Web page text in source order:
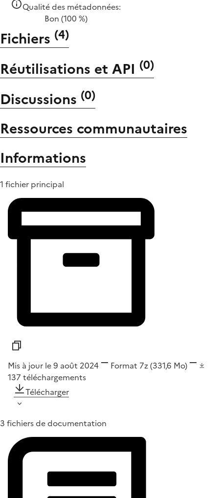
Qualité des métadonnées:
Bon (100 %)
Fichiers (4)
Réutilisations et API (0)
Discussions (0)
Ressources communautaires
Informations
1 fichier principal
Mis à jour le 9 août 2024 Format 7z(331,6 Mo)
137 téléchargements
Télécharger
3 fichiers de documentation